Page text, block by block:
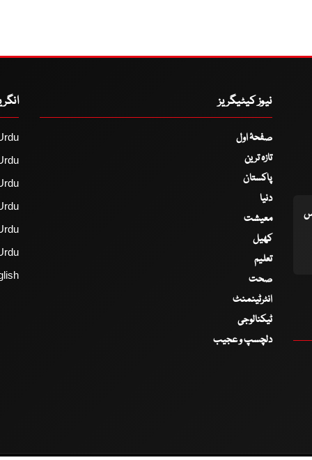
نیوز کیٹیگریز
صفحۂ اول
تازہ ترین
پاکستان
دنیا
معیشت
کھیل
تعلیم
صحت
انٹرٹینمنٹ
ٹیکنالوجی
دلچسپ و عجیب